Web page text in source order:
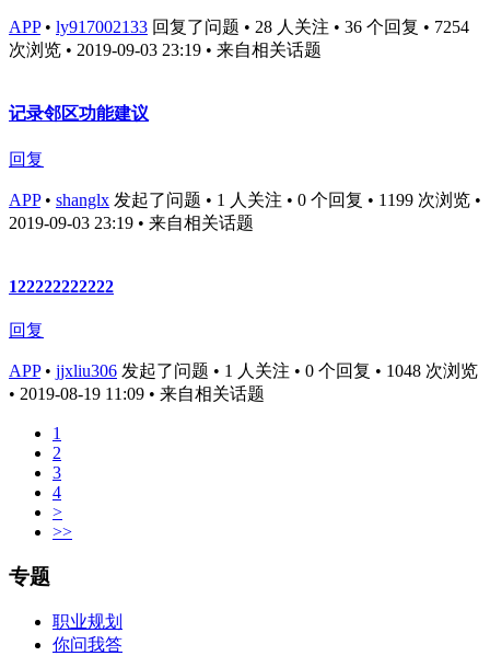
APP• ly917002133 回复了问题 • 28 人关注 • 36 个回复 • 7254
次浏览 • 2019-09-03 23:19 • 来自相关话题
记录邻区功能建议
回复
APP• shanglx 发起了问题 • 1 人关注 • 0 个回复 • 1199 次浏览 •
2019-09-03 23:19 • 来自相关话题
122222222222
回复
APP• jjxliu306 发起了问题 • 1 人关注 • 0 个回复 • 1048 次浏览
• 2019-08-19 11:09 • 来自相关话题
1
2
3
4
>
>>
专题
职业规划
你问我答